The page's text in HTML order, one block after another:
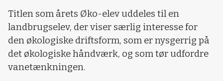
Titlen som årets Øko-elev uddeles til en
landbrugselev, der viser særlig interesse for
den økologiske driftsform, som er nysgerrig på
det økologiske håndværk, og som tør udfordre
vanetænkningen.